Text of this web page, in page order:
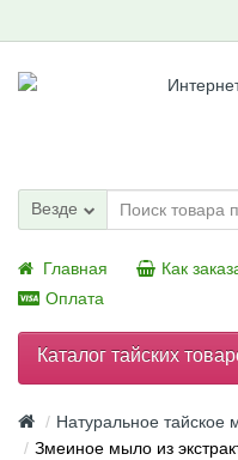
Везде
Главная Как
Оплата
Каталог тайских
Натуральное тайское
Змеиное мыло из